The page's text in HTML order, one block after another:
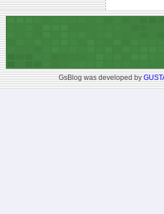
GsBlog was developed by